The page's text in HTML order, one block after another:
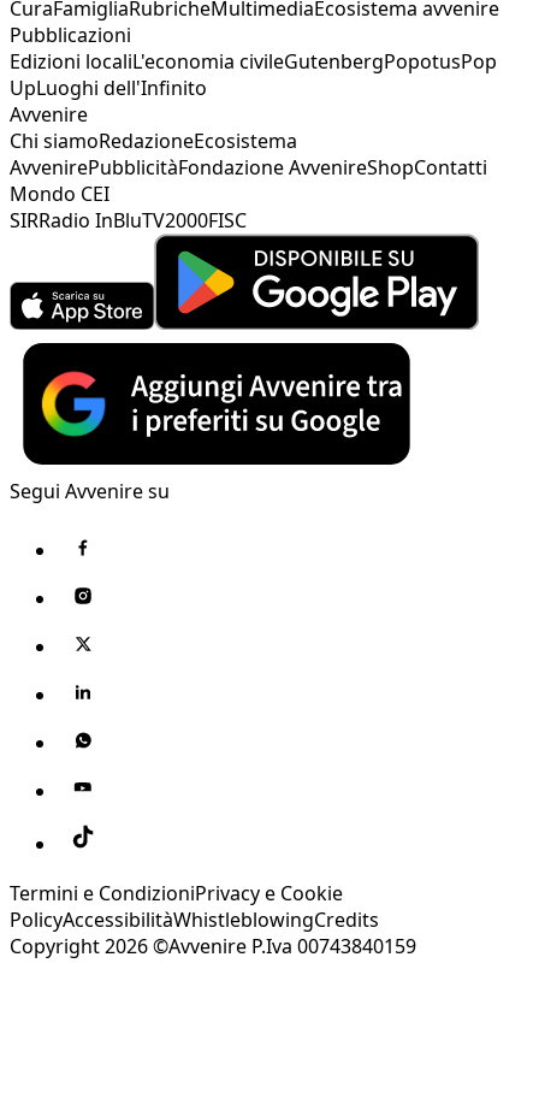
CuraFamigliaRubricheMultimediaEcosistema avvenire
Pubblicazioni
Edizioni localiL'economia civileGutenbergPopotusPop
UpLuoghi dell'Infinito
Avvenire
Chi siamoRedazioneEcosistema
AvvenirePubblicitàFondazione AvvenireShopContatti
Mondo CEI
SIRRadio InBluTV2000FISC
Segui Avvenire su
Termini e CondizioniPrivacy e Cookie
PolicyAccessibilitàWhistleblowingCredits
Copyright 2026 ©Avvenire P.Iva 00743840159